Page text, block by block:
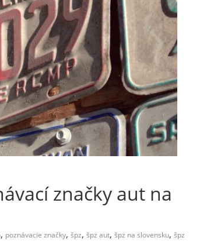
značky aut na
, poznávacie značky, špz, špz aut, špz na slovensku, špz